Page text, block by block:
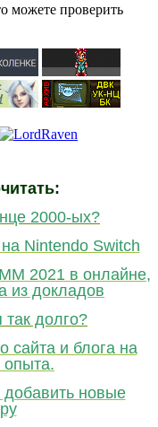
можете проверить
2000-ых?
Nintendo Switch
2021 в онлайне,
из докладов
долго?
сайта и блога на
опыта.
новые